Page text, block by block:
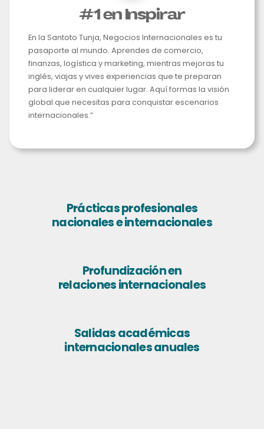
#1 en Inspirar
En la Santoto Tunja, Negocios Internacionales es tu
pasaporte al mundo. Aprendes de comercio,
finanzas, logística y marketing, mientras mejoras tu
inglés, viajas y vives experiencias que te preparan
para liderar en cualquier lugar. Aquí formas la visión
global que necesitas para conquistar escenarios
internacionales.”
Prácticas profesionales
nacionales e internacionales
Profundización en
relaciones internacionales
Salidas académicas
internacionales anuales